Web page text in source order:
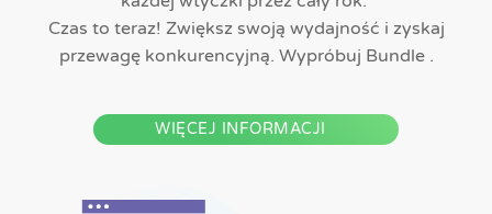
Czas to teraz! Zwiększ swoją wydajność i zyskaj
przewagę konkurencyjną. Wypróbuj Bundle .
WIĘCEJ INFORMACJI